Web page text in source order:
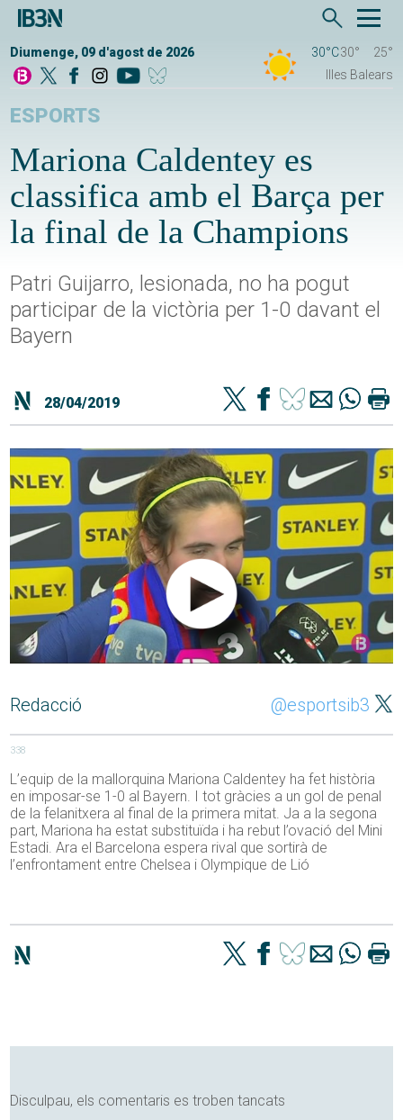
Diumenge, 09 d'agost de 2026 30°C30°
25°
Illes Balears
ESPORTS
Mariona Caldentey es
classifica amb el Barça per
la final de la Champions
Patri Guijarro, lesionada, no ha pogut
participar de la victòria per 1-0 davant el
Bayern
28/04/2019
Redacció @esportsib3
338
L’equip de la mallorquina Mariona Caldentey ha fet història
en imposar-se 1-0 al Bayern. I tot gràcies a un gol de penal
de la felanitxera al final de la primera mitat. Ja a la segona
part, Mariona ha estat substituïda i ha rebut l’ovació del Mini
Estadi. Ara el Barcelona espera rival que sortirà de
l’enfrontament entre Chelsea i Olympique de Lió
Disculpau, els comentaris es troben tancats